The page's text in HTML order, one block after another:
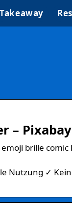
Takeaway
– Pixabay
brille
Nutzung ✓